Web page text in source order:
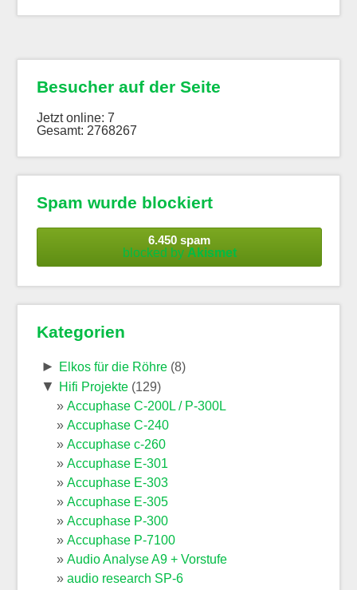
Besucher auf der Seite
Jetzt online: 7
Gesamt: 2768267
Spam wurde blockiert
6.450 spam
blocked by Akismet
Kategorien
► Elkos für die Röhre(8)
▼ Hifi Projekte(129)
Accuphase C-200L / P-300L
Accuphase C-240
Accuphase c-260
Accuphase E-301
Accuphase E-303
Accuphase E-305
Accuphase P-300
Accuphase P-7100
Audio Analyse A9 + Vorstufe
audio research SP-6